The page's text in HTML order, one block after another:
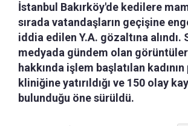
İstanbul Bakırköy'de kedilere
sırada vatandaşların geçişine
iddia edilen Y.A. gözaltına alındı.
medyada gündem olan
hakkında işlem başlatılan
kliniğine yatırıldığı ve 150 olay
bulunduğu öne sürüldü.